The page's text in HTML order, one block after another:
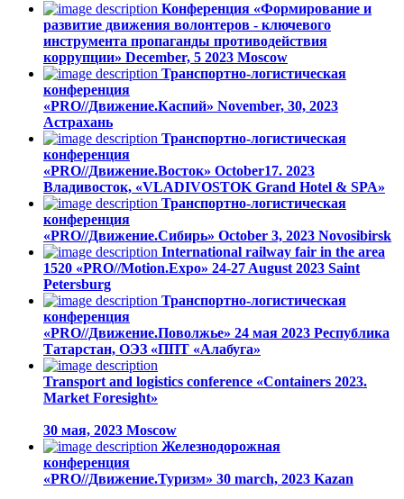
Конференция «Формирование и
развитие движения волонтеров - ключевого
инструмента пропаганды противодействия
коррупции» December, 5 2023 Moscow
Транспортно-логистическая
конференция
«PRO//Движение.Каспий» November, 30, 2023
Астрахань
Транспортно-логистическая
конференция
«PRO//Движение.Восток» October17. 2023
Владивосток, «VLADIVOSTOK Grand Hotel & SPA»
Транспортно-логистическая
конференция
«PRO//Движение.Сибирь» October 3, 2023 Novosibirsk
International railway fair in the area
1520 «PRO//Motion.Expo» 24-27 August 2023 Saint
Petersburg
Транспортно-логистическая
конференция
«PRO//Движение.Поволжье» 24 мая 2023 Республика
Татарстан, ОЭЗ «ППТ «Алабуга»
Transport and logistics conference «Containers 2023.
Market Foresight»
30 мая, 2023 Moscow
Железнодорожная
конференция
«PRO//Движение.Туризм» 30 march, 2023 Kazan